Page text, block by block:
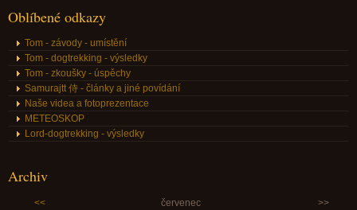
Oblíbené odkazy
Tom - závody - umístění
Tom - dogtrekking - výsledky
Tom - zkoušky - úspěchy
Samurajtt 侍 - články a jiné povídání
Naše videa a fotoprezentace
METEOSKOP
Lord-dogtrekking - výsledky
Archiv
<< červenec
>>